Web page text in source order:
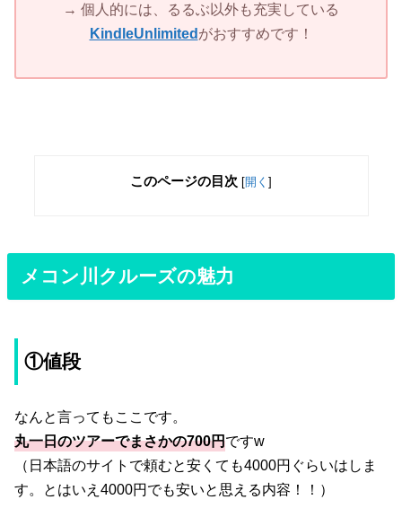
→ 個人的には、るるぶ以外も充実している
KindleUnlimited がおすすめです！
このページの目次 [開く ]
メコン川クルーズの魅力
①値段
なんと言ってもここです。
丸一日のツアーでまさかの700円ですw
（日本語のサイトで頼むと安くても4000円ぐらいはしま
す。とはいえ4000円でも安いと思える内容！！）